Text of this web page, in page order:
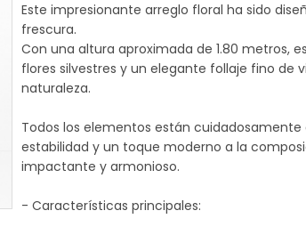
Este impresionante arreglo floral ha sido
frescura.
Con una altura aproximada de 1.80 metros,
flores silvestres y un elegante follaje fino de
naturaleza.
Todos los elementos están
estabilidad y un toque moderno a la
impactante y armonioso.
- Características principales: